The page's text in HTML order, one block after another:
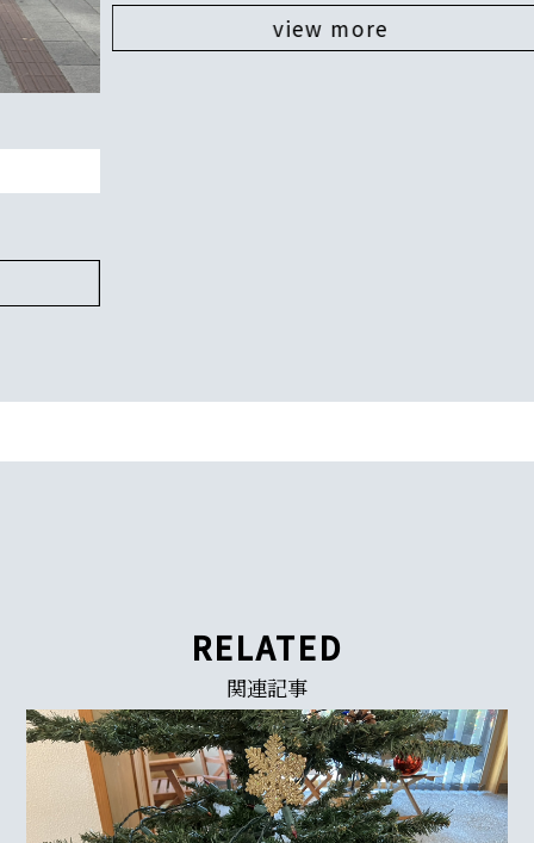
view more
RELATED
関連記事